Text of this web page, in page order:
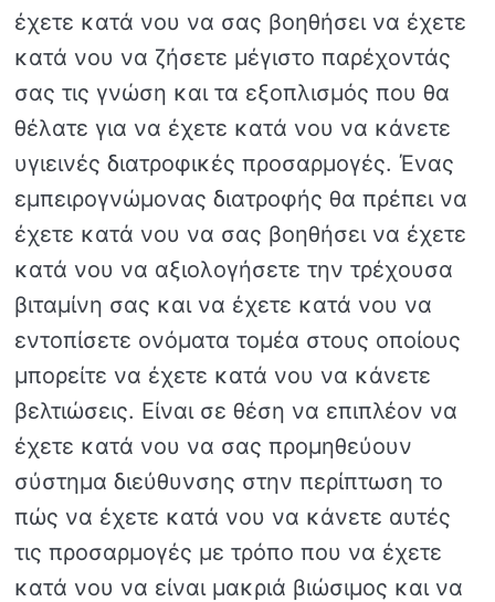
έχετε κατά νου να σας βοηθήσει να έχετε
κατά νου να ζήσετε μέγιστο παρέχοντάς
σας τις γνώση και τα εξοπλισμός που θα
θέλατε για να έχετε κατά νου να κάνετε
υγιεινές διατροφικές προσαρμογές. Ένας
εμπειρογνώμονας διατροφής θα πρέπει να
έχετε κατά νου να σας βοηθήσει να έχετε
κατά νου να αξιολογήσετε την τρέχουσα
βιταμίνη σας και να έχετε κατά νου να
εντοπίσετε ονόματα τομέα στους οποίους
μπορείτε να έχετε κατά νου να κάνετε
βελτιώσεις. Είναι σε θέση να επιπλέον να
έχετε κατά νου να σας προμηθεύουν
σύστημα διεύθυνσης στην περίπτωση το
πώς να έχετε κατά νου να κάνετε αυτές
τις προσαρμογές με τρόπο που να έχετε
κατά νου να είναι μακριά βιώσιμος και να